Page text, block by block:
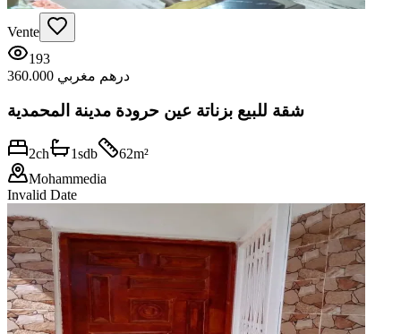
Vente
193
360.000 درهم مغربي
شقة للبيع بزناتة عين حرودة مدينة المحمدية
2ch 1sdb 62m²
Mohammedia
Invalid Date